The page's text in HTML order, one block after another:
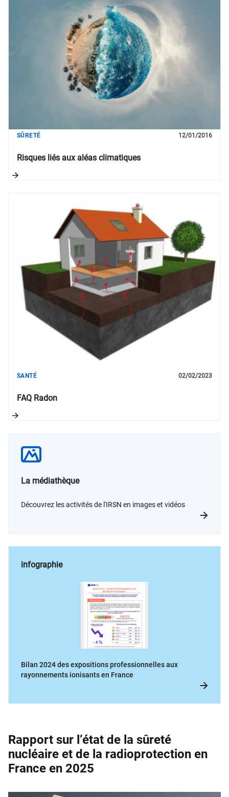
Risques liés aux aléas climatiques
SÛRETÉ 12/01/2016
FAQ Radon
SANTÉ 02/02/2023
La médiathèque
Découvrez les activités de l'IRSN en images et vidéos
infographie
Bilan 2024 des expositions professionnelles aux
rayonnements ionisants en France
Rapport sur l’état de la sûreté
nucléaire et de la ­radioprotection en
France en 2025